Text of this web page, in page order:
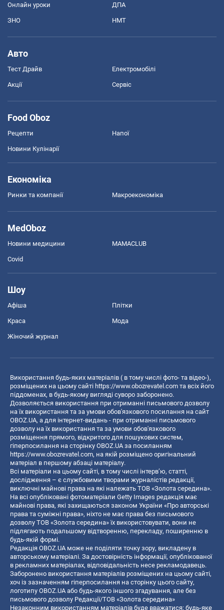
Онлайн уроки ДПА
ЗНО НМТ
Авто
Тест Драйв Електромобілі
Акції Сервіс
Food Oboz
Рецепти Напої
Новини Кулінарії
Економіка
Ринки та компанії Макроекономіка
MedOboz
Новини медицини MAMACLUB
Covid
Шоу
Афіша Плітки
Краса Мода
Жіночий журнал
Використання будь-яких матеріалів ( в тому числі фото- та відео-),
розміщених на цьому сайті https://www.obozrevatel.com та всіх його
піддоменах, в будь-якому вигляді суворо заборонено.
Дозволяється використання при отриманні письмового дозволу
на їх використання та за умови обов'язкового посилання на сайт
OBOZ.UA, а для інтернет-видань - при отриманні письмового
дозволу на їх використання та за умови обов'язкового
розміщення прямого, відкритого для пошукових систем,
гіперпосилання на сторінку OBOZ.UA за посиланням
https://www.obozrevatel.com, на якій розміщено оригінальний
матеріал в першому абзаці матеріалу.
Всі матеріали на цьому сайті, в тому числі інтерв’ю, статті,
дослідження – є службовими творами журналістів редакції,
виключні майнові права на які належать ТОВ «Золота середина».
На всі опубліковані фотоматеріали Getty Images редакція має
майнові права, які захищаються законом України «Про авторські
права та суміжні права», ніхто не має права без письмового
дозволу ТОВ «Золота середина» їх використовувати, вони не
підлягають подальшому відтворенню, перекладу, поширенню в
будь-якій формі.
Редакція OBOZ.UA може не поділяти точку зору, викладену в
авторському матеріалі. За достовірність інформації, опублікованої
в рекламних матеріалах, відповідальність несе рекламодавець.
Заборонено використання матеріалів розміщених на цьому сайті,
хоч із зазначенням гіперпосилання на сторінку цього сайту,
логотипу OBOZ.UA або будь-якого іншого згадування, але без
письмового дозволу Редакції/ТОВ «Золота середина»
Незаконним використанням матеріалів буде вважатися: будь-яке